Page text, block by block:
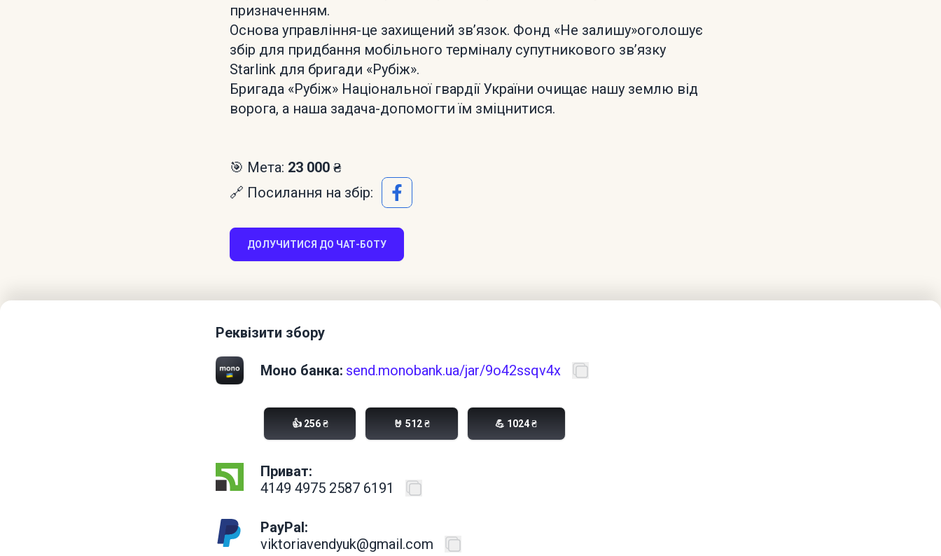
призначенням.
Основа управління-це захищений звʼязок. Фонд «Не залишу»оголошує
збір для придбання мобільного терміналу супутникового звʼязку
Starlink для бригади «Рубіж».
Бригада «Рубіж» Національної гвардії України очищає нашу землю від
ворога, а наша задача-допомогти їм зміцнитися.
🎯 Мета: 23 000 ₴
🔗 Посилання на збір:
ДОЛУЧИТИСЯ ДО ЧАТ-БОТУ
Реквізити збору
Моно банка: send.monobank.ua/jar/9o42ssqv4x
👍 256 ₴ 🤘 512 ₴ 💪 1024 ₴
Приват:
4149 4975 2587 6191
PayPal:
viktoriavendyuk@gmail.com